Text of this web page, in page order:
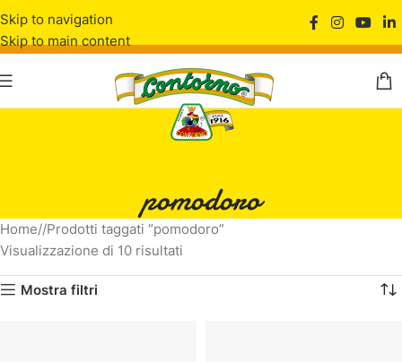
Skip to navigation
Skip to main content
pomodoro
Home/ Prodotti taggati “pomodoro”
Visualizzazione di 10 risultati
Mostra filtri